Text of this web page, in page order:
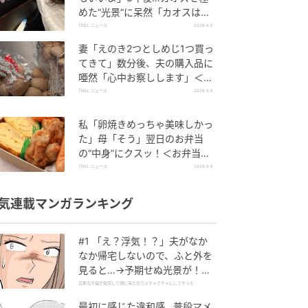
めた“光景”に呆然「カオスは更
新され続ける…」
TRILL ニュース 2026.8.6
妻「えのき2つとしめじ1つ買っ
てきて」数分後、夫の購入品に
唖然「心中お察しします」＜買
い物ミス体験談2選＞
TRILL ニュース 2026.8.6
私「卵焼きめっちゃ美味しかっ
た」母「そう」翌日のお弁当
の“中身”にクスッ！＜お弁当エ
ピソード2選＞
TRILL ニュース 2026.8.6
連載マンガランキング
#1 「え？浮気！？」夫がなか
なか帰宅しないので、ふと外を
見ると…→予期せぬ光景が！｜
旦那の不倫が発覚して頭に来た
旦那の不倫が発覚して頭に来たのでメチャクチャにしてやった